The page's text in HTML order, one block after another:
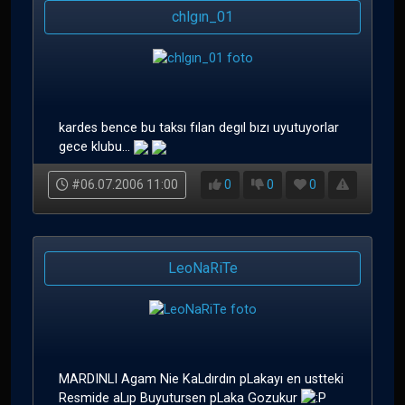
chlgın_01
kardes bence bu taksı fılan degıl bızı uyutuyorlar
gece klubu...
#06.07.2006 11:00 0 0 0
LeoNaRiTe
MARDINLI Agam Nie KaLdırdın pLakayı en ustteki
Resmide aLıp Buyutursen pLaka Gozukur